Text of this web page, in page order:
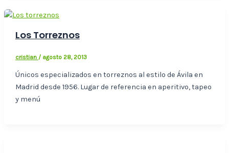
Los Torreznos
cristian / agosto 28, 2013
Únicos especializados en torreznos al estilo de Ávila en
Madrid desde 1956. Lugar de referencia en aperitivo, tapeo
y menú